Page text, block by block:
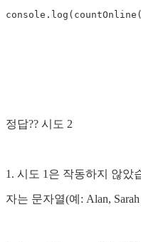
console . log ( countOnline (
정답?? 시도 2
1. 시도 ​​1은 작동하지 않았
자는 문자열(예: Alan,